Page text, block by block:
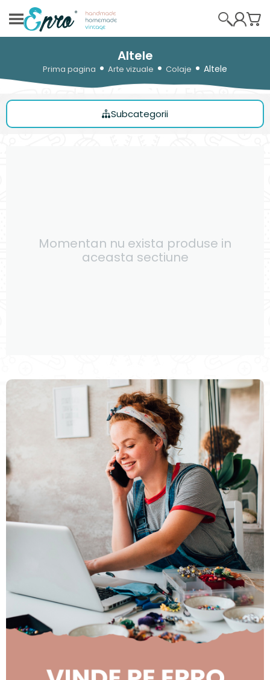
Altele
Prima pagina Arte vizuale Colaje Altele
Subcategorii
Momentan nu exista produse in
aceasta sectiune